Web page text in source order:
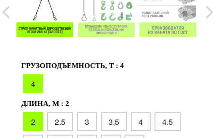
ГРУЗОПОДЪЕМНОСТЬ, Т : 4
4
ДЛИНА, М : 2
2 2.5 3 3.5 4
4.5